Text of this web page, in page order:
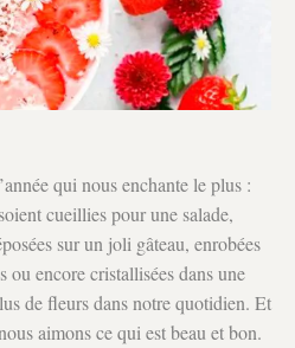
qui nous enchante le plus :
cueillies pour une salade,
sur un joli gâteau, enrobées
ou encore cristallisées dans une
de fleurs dans notre quotidien. Et
aimons ce qui est beau et bon.